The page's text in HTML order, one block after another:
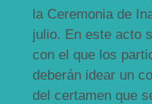
la Ceremonia de
julio. En este acto
con el que los
deberán idear un
del certamen que